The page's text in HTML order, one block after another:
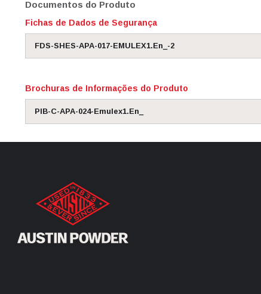
Documentos do Produto
Fichas de Dados de Segurança
FDS-SHES-APA-017-EMULEX1.En_-2
Brochuras de Informações do Produto
PIB-C-APA-024-Emulex1.En_